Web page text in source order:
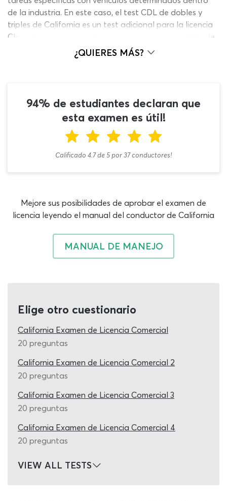
94% de estudiantes declaran que
esta examen es útil!
Calificado 4.7de5 por37conductores!
Mejore sus posibilidades de aprobar el examen de
licencia leyendo el manual del conductor de California
MANUAL DE MANEJO
de la industria. En este caso, el test CDL de dobles y
triples de California es un test adicional para la licencia
Clase A, que se realiza después de la prueba de CDL de
conocimientos generales del DMV 2026 y después del
test de vehículos de combinación. Con 30 preguntas en
día del examen de dobles y triples para CDL. Si quieres
calibrar tu mente, trabajar con contenidos actualizados
y saber qué tan cerca o qué tan lejos estás del objetivo,
aprovecha al máximo nuestro simulador en línea y
diagnostica tu nivel en pocos minutos!
también realizan la prueba de CDL de frenos de aire del
DMV ya que son muchos los vehículos de este segmento
que utilizan ambas tecnologías y es información que va
de la mano. Consulta con los documentos oficiales y las
autoridades para saber cuáles complementos son
prepararse para todas las preguntas y respuestas de
frenos de aire y el resto de exámenes adicionales.
Además, no es necesario realizar todos ya que
prácticamente ningún conductor trabaja con todos los
En cuanto al cuestionario de CDL de dobles y triples del
DMV, en este simulador GRATIS podrás trabajar los
temas más relevantes para calibrar tu nivel actual de
preparación rápidamente. Así como en el examen de
frenos de aire del DMV 2026, aquí hallarás preguntas
específicas relacionadas a la inspección de los
fluye hacia los remloques, cómo asegurar el
¿QUIERES MÁS?
Elige otro cuestionario
California Examen de Licencia Comercial
20 preguntas
California Examen de Licencia Comercial 2
20 preguntas
California Examen de Licencia Comercial 3
20 preguntas
California Examen de Licencia Comercial 4
20 preguntas
VIEW ALL TESTS